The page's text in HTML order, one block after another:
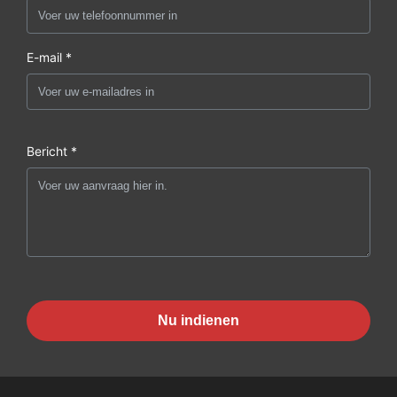
E-mail *
Bericht *
Nu indienen